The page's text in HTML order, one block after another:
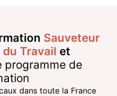
Sauveteur
Travail et
programme de
dans toute la France